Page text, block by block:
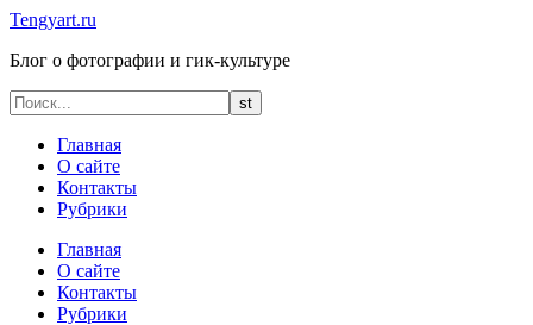
Tengyart.ru
Блог о фотографии и гик-культуре
Главная
О сайте
Контакты
Рубрики
Главная
О сайте
Контакты
Рубрики